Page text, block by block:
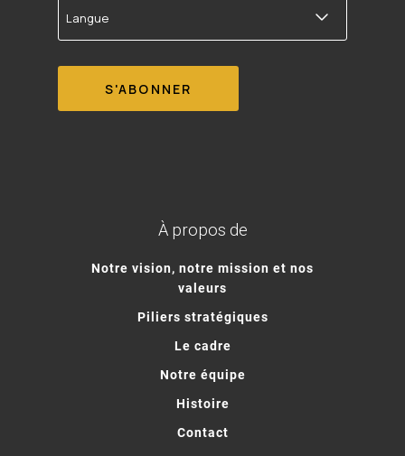
À propos de
Notre vision, notre mission et nos
valeurs
Piliers stratégiques
Le cadre
Notre équipe
Histoire
Contact